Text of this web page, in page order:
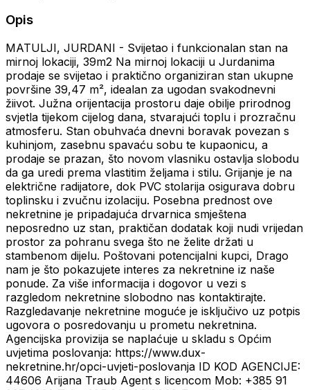
Opis
MATULJI, JURDANI - Svijetao i funkcionalan stan na
mirnoj lokaciji, 39m2 Na mirnoj lokaciji u Jurdanima
prodaje se svijetao i praktično organiziran stan ukupne
površine 39,47 m², idealan za ugodan svakodnevni
žiivot. Južna orijentacija prostoru daje obilje prirodnog
svjetla tijekom cijelog dana, stvarajući toplu i prozračnu
atmosferu. Stan obuhvaća dnevni boravak povezan s
kuhinjom, zasebnu spavaću sobu te kupaonicu, a
prodaje se prazan, što novom vlasniku ostavlja slobodu
da ga uredi prema vlastitim željama i stilu. Grijanje je na
električne radijatore, dok PVC stolarija osigurava dobru
toplinsku i zvučnu izolaciju. Posebna prednost ove
nekretnine je pripadajuća drvarnica smještena
neposredno uz stan, praktičan dodatak koji nudi vrijedan
prostor za pohranu svega što ne želite držati u
stambenom dijelu. Poštovani potencijalni kupci, Drago
nam je što pokazujete interes za nekretnine iz naše
ponude. Za više informacija i dogovor u vezi s
razgledom nekretnine slobodno nas kontaktirajte.
Razgledavanje nekretnine moguće je isključivo uz potpis
ugovora o posredovanju u prometu nekretnina.
Agencijska provizija se naplaćuje u skladu s Općim
uvjetima poslovanja: https://www.dux-
nekretnine.hr/opci-uvjeti-poslovanja ID KOD AGENCIJE:
44606 Arijana Traub Agent s licencom Mob: +385 91